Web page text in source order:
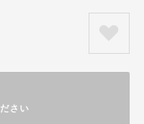
さい